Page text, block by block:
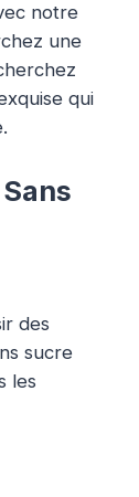
notre
une
qui
des
sucre
les